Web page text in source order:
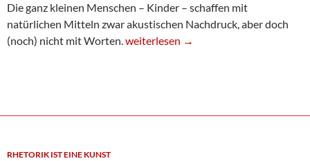
Die ganz kleinen Menschen – Kinder – schaffen mit
natürlichen Mitteln zwar akustischen Nachdruck, aber doch
(noch) nicht mit Worten.Freies Reden lernen macht Spaß
weiterlesen →
RHETORIK IST EINE KUNST